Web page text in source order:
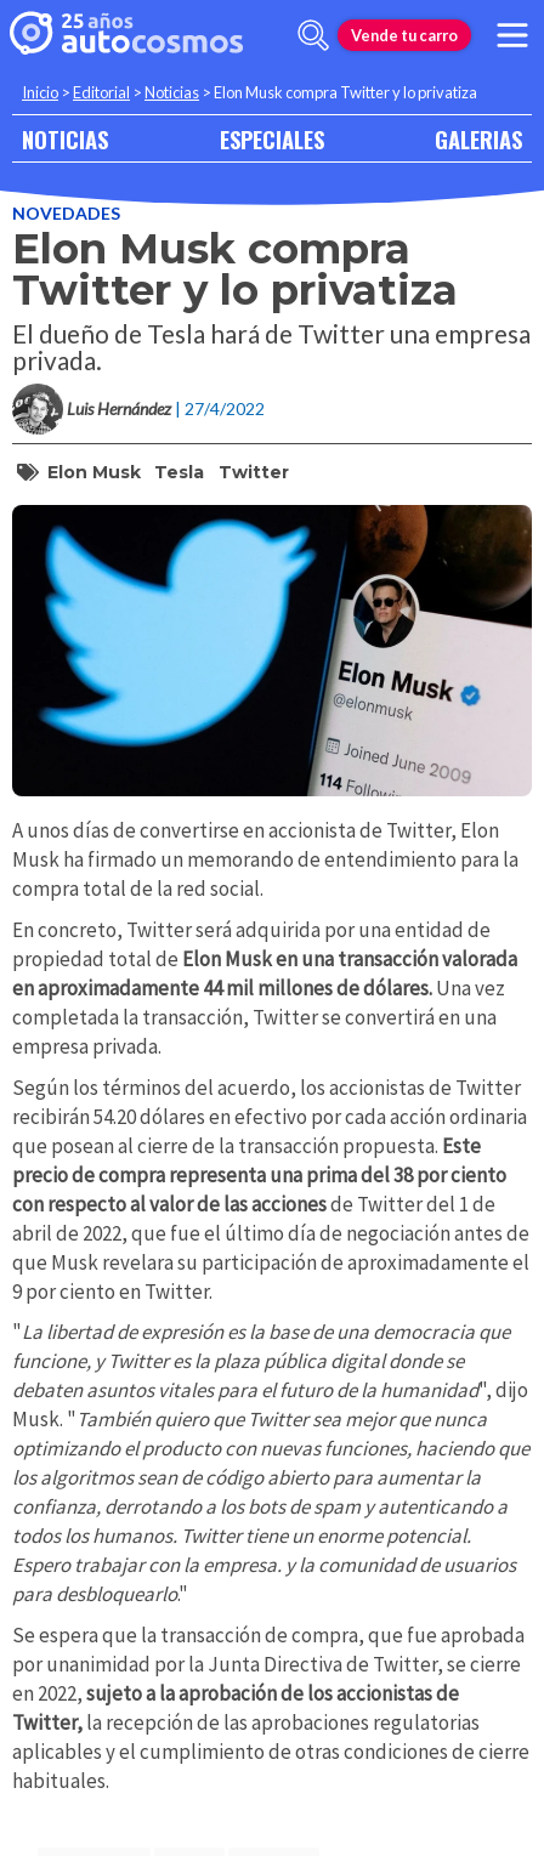
Vende tu carro
Inicio >Editorial >Noticias >Elon Musk compra Twitter y lo privatiza
NOTICIAS ESPECIALES GALERIAS
NOVEDADES
Elon Musk compra
Twitter y lo privatiza
El dueño de Tesla hará de Twitter una empresa
privada.
Luis Hernández | 27/4/2022
Elon Musk Tesla Twitter
A unos días de convertirse en accionista de Twitter, Elon
Musk ha firmado un memorando de entendimiento para la
compra total de la red social.
En concreto, Twitter será adquirida por una entidad de
propiedad total de Elon Musk en una transacción valorada
en aproximadamente 44 mil millones de dólares.Una vez
completada la transacción, Twitter se convertirá en una
empresa privada.
Según los términos del acuerdo, los accionistas de Twitter
recibirán 54.20 dólares en efectivo por cada acción ordinaria
que posean al cierre de la transacción propuesta. Este
precio de compra representa una prima del 38 por ciento
con respecto al valor de las accionesde Twitter del 1 de
abril de 2022, que fue el último día de negociación antes de
que Musk revelara su participación de aproximadamente el
9 por ciento en Twitter.
"La libertad de expresión es la base de una democracia que
funcione, y Twitter es la plaza pública digital donde se
debaten asuntos vitales para el futuro de la humanidad", dijo
Musk. " También quiero que Twitter sea mejor que nunca
optimizando el producto con nuevas funciones, haciendo que
los algoritmos sean de código abierto para aumentar la
confianza, derrotando a los bots de spam y autenticando a
todos los humanos. Twitter tiene un enorme potencial.
Espero trabajar con la empresa. y la comunidad de usuarios
para desbloquearlo."
Se espera que la transacción de compra, que fue aprobada
por unanimidad por la Junta Directiva de Twitter, se cierre
en 2022,sujeto a la aprobación de los accionistas de
Twitter,la recepción de las aprobaciones regulatorias
aplicables y el cumplimiento de otras condiciones de cierre
habituales.